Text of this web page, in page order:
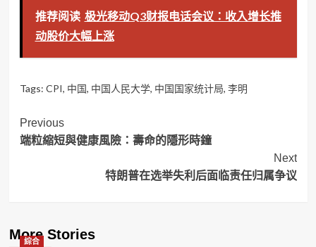
推荐阅读 极光移动Q3财报电话会议：收入增长推
动股价大幅上涨
Tags: CPI, 中国, 中国人民大学, 中国国家统计局, 李明
Post
Navigation
Previous
端粒縮短與健康風險：壽命的隱形時鐘
Next
特朗普在选举失利后面临责任归属争议
More Stories
綜合